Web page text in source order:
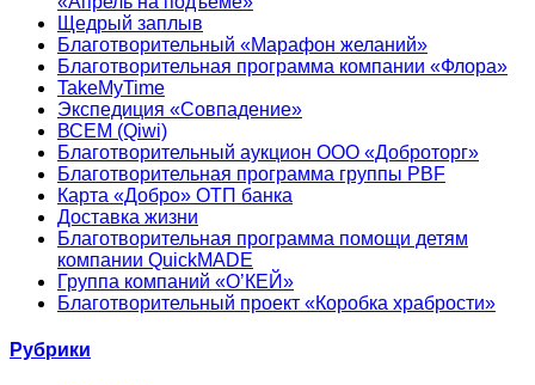
Щедрый заплыв
Благотворительный «Марафон желаний»
Благотворительная программа компании «Флора»
TakeMyTime
Экспедиция «Совпадение»
ВСЕМ (Qiwi)
Благотворительный аукцион ООО «Доброторг»
Благотворительная программа группы PBF
Карта «Добро» ОТП банка
Доставка жизни
Благотворительная программа помощи детям
компании QuickMADE
Группа компаний «О’КЕЙ»
Благотворительный проект «Коробка храбрости»
Рубрики